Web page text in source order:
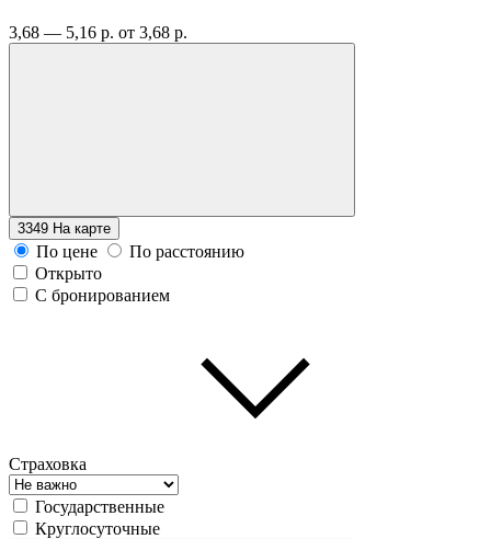
3,68 — 5,16 р. от 3,68 р.
3349 На карте
По цене
По расстоянию
Открыто
С бронированием
Страховка
Государственные
Круглосуточные